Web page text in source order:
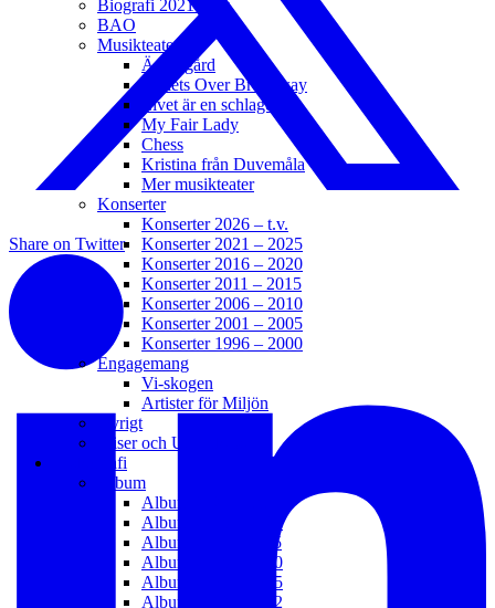
Share on Twitter
Biografi 2021 – t.v.
BAO
Musikteater
Änglagård
Bullets Over Broadway
Livet är en schlager
My Fair Lady
Chess
Kristina från Duvemåla
Mer musikteater
Konserter
Konserter 2026 – t.v.
Konserter 2021 – 2025
Konserter 2016 – 2020
Konserter 2011 – 2015
Konserter 2006 – 2010
Konserter 2001 – 2005
Konserter 1996 – 2000
Engagemang
Vi-skogen
Artister för Miljön
Övrigt
Priser och Utmärkelser
Diskografi
Album
Album 2021 – t.v.
Album 2016 – 2020
Album 2011 – 2015
Album 2006 – 2010
Album 2003 – 2005
Album 1992 – 2002